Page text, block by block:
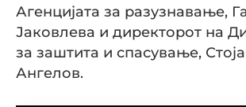
Агенцијата за разузнавање,
Јаковлева и директорот на
за заштита и спасување,
Ангелов.